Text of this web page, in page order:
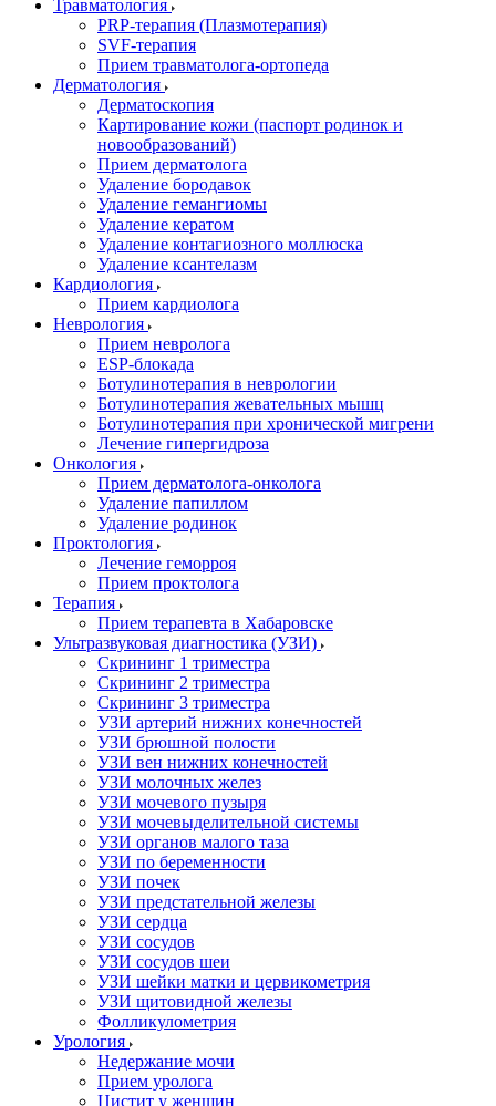
Травматология
PRP-терапия (Плазмотерапия)
SVF-терапия
Прием травматолога-ортопеда
Дерматология
Дерматоскопия
Картирование кожи (паспорт родинок и
новообразований)
Прием дерматолога
Удаление бородавок
Удаление гемангиомы
Удаление кератом
Удаление контагиозного моллюска
Удаление ксантелазм
Кардиология
Прием кардиолога
Неврология
Прием невролога
ESP-блокада
Ботулинотерапия в неврологии
Ботулинотерапия жевательных мышц
Ботулинотерапия при хронической мигрени
Лечение гипергидроза
Онкология
Прием дерматолога-онколога
Удаление папиллом
Удаление родинок
Проктология
Лечение геморроя
Прием проктолога
Терапия
Прием терапевта в Хабаровске
Ультразвуковая диагностика (УЗИ)
Скрининг 1 триместра
Скрининг 2 триместра
Скрининг 3 триместра
УЗИ артерий нижних конечностей
УЗИ брюшной полости
УЗИ вен нижних конечностей
УЗИ молочных желез
УЗИ мочевого пузыря
УЗИ мочевыделительной системы
УЗИ органов малого таза
УЗИ по беременности
УЗИ почек
УЗИ предстательной железы
УЗИ сердца
УЗИ сосудов
УЗИ сосудов шеи
УЗИ шейки матки и цервикометрия
УЗИ щитовидной железы
Фолликулометрия
Урология
Недержание мочи
Прием уролога
Цистит у женщин